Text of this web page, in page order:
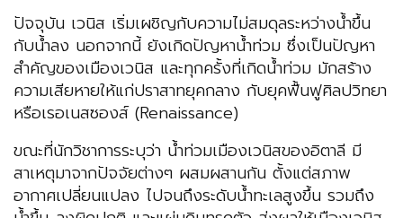
ปัจจุบัน เวนิส เริ่มเผชิญกับความไม่สมดุลระหว่างน้ำขึ้น
กับน้ำลง นอกจากนี้ ยังเกิดปัญหาน้ำท่วม ซึ่งเป็นปัญหา
สำคัญของเมืองเวนิส และทุกครั้งที่เกิดน้ำท่วม มักสร้าง
ความเสียหายให้แก่ปราสาทยุคกลาง กับยุคฟื้นฟูศิลปวิทยา
หรือเรอเนสซองส์ (Renaissance)
ขณะที่นักวิชาการระบุว่า น้ำท่วมเมืองเวนิสของอิตาลี มี
สาเหตุมาจากปัจจัยต่างๆ ผสมผสานกัน ตั้งแต่สภาพ
อากาศเปลี่ยนแปลง ไปจนถึงระดับน้ำทะเลสูงขึ้น รวมถึง